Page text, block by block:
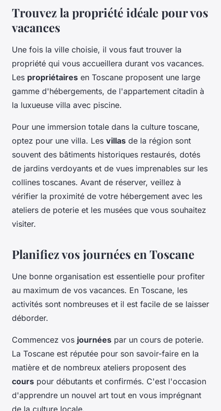
Trouvez la propriété idéale pour vos
vacances
Une fois la ville choisie, il vous faut trouver la
propriété qui vous accueillera durant vos vacances.
Les propriétaires en Toscane proposent une large
gamme d'hébergements, de l'appartement citadin à
la luxueuse villa avec piscine.
Pour une immersion totale dans la culture toscane,
optez pour une villa. Les villas de la région sont
souvent des bâtiments historiques restaurés, dotés
de jardins verdoyants et de vues imprenables sur les
collines toscanes. Avant de réserver, veillez à
vérifier la proximité de votre hébergement avec les
ateliers de poterie et les musées que vous souhaitez
visiter.
Planifiez vos journées en Toscane
Une bonne organisation est essentielle pour profiter
au maximum de vos vacances. En Toscane, les
activités sont nombreuses et il est facile de se laisser
déborder.
Commencez vos journées par un cours de poterie.
La Toscane est réputée pour son savoir-faire en la
matière et de nombreux ateliers proposent des
cours pour débutants et confirmés. C'est l'occasion
d'apprendre un nouvel art tout en vous imprégnant
de la culture locale.